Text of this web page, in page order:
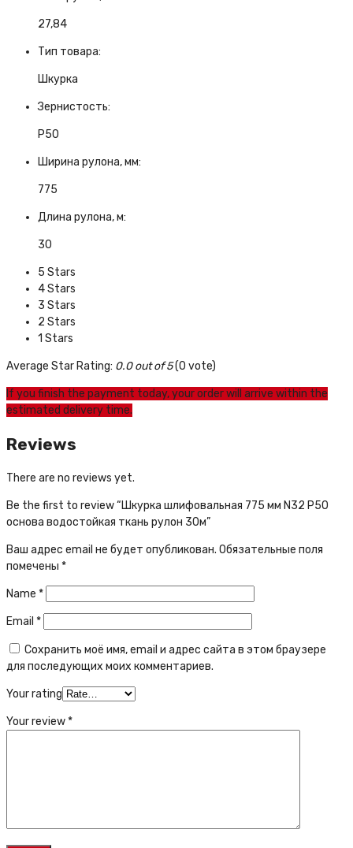
27,84
Тип товара:
Шкурка
Зернистость:
Р50
Ширина рулона, мм:
775
Длина рулона, м:
30
5 Stars
4 Stars
3 Stars
2 Stars
1 Stars
Average Star Rating: 0.0 out of 5(0 vote)
If you finish the payment today, your order will arrive within the
estimated delivery time.
Reviews
There are no reviews yet.
Be the first to review “Шкурка шлифовальная 775 мм N32 Р50
основа водостойкая ткань рулон 30м”
Ваш адрес email не будет опубликован. Обязательные поля
помечены *
Name *
Email *
Сохранить моё имя, email и адрес сайта в этом браузере
для последующих моих комментариев.
Your rating
Your review *